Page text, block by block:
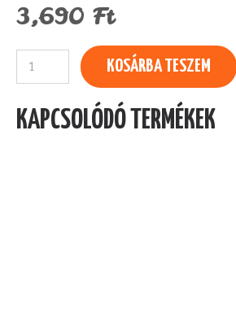
3,690 Ft
Négysajtos
pizza
KOSÁRBA TESZEM
KAPCSOLÓDÓ TERMÉKEK